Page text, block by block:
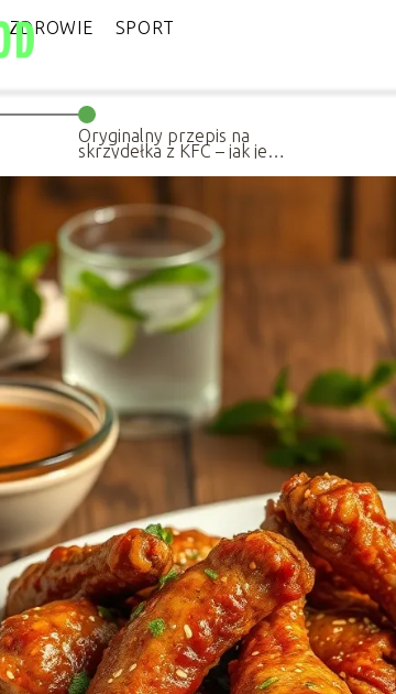
ZDROWIE SPORT
Oryginalny przepis na
skrzydełka z KFC – jak je